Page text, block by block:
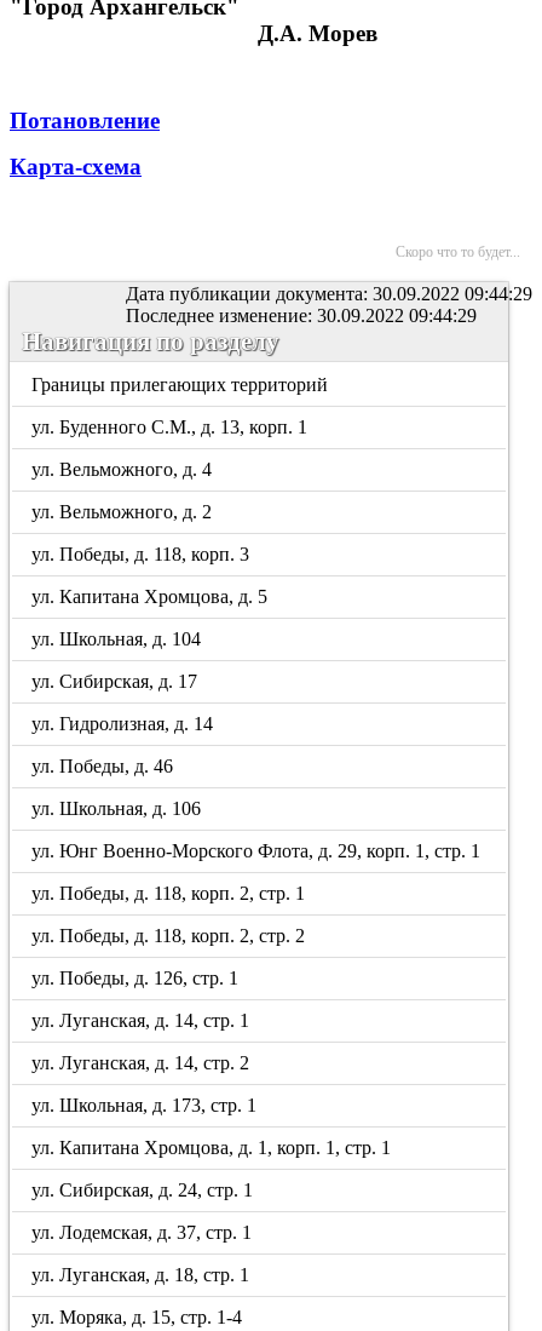
"Город Архангельск"
Д.А. Морев
Потановление
Карта-схема
Скоро что то будет...
Дата публикации документа: 30.09.2022 09:44:29
Последнее изменение: 30.09.2022 09:44:29
Навигация по разделу
Границы прилегающих территорий
ул. Буденного С.М., д. 13, корп. 1
ул. Вельможного, д. 4
ул. Вельможного, д. 2
ул. Победы, д. 118, корп. 3
ул. Капитана Хромцова, д. 5
ул. Школьная, д. 104
ул. Сибирская, д. 17
ул. Гидролизная, д. 14
ул. Победы, д. 46
ул. Школьная, д. 106
ул. Юнг Военно-Морского Флота, д. 29, корп. 1, стр. 1
ул. Победы, д. 118, корп. 2, стр. 1
ул. Победы, д. 118, корп. 2, стр. 2
ул. Победы, д. 126, стр. 1
ул. Луганская, д. 14, стр. 1
ул. Луганская, д. 14, стр. 2
ул. Школьная, д. 173, стр. 1
ул. Капитана Хромцова, д. 1, корп. 1, стр. 1
ул. Сибирская, д. 24, стр. 1
ул. Лодемская, д. 37, стр. 1
ул. Луганская, д. 18, стр. 1
ул. Моряка, д. 15, стр. 1-4